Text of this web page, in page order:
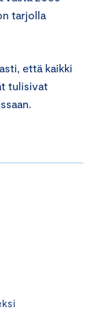
tarjolla
että kaikki
tulisivat